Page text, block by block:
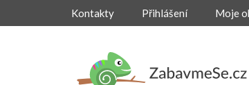
Kontakty Přihlášení Moje